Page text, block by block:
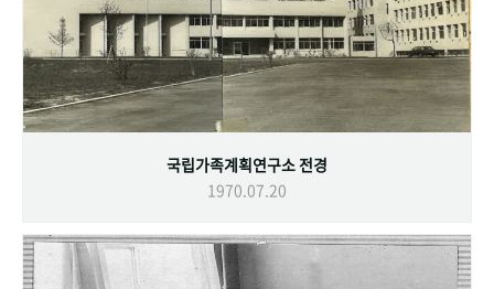
국립가족계획연구소 전경
1970.07.20